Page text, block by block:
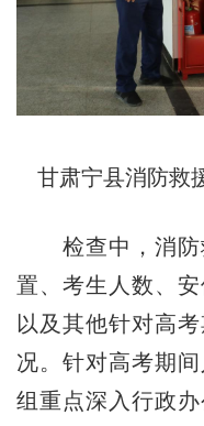
甘肃宁县消防救
检查中，消防
置、考生人数、
以及其他针对高
况。针对高考期
组重点深入行政